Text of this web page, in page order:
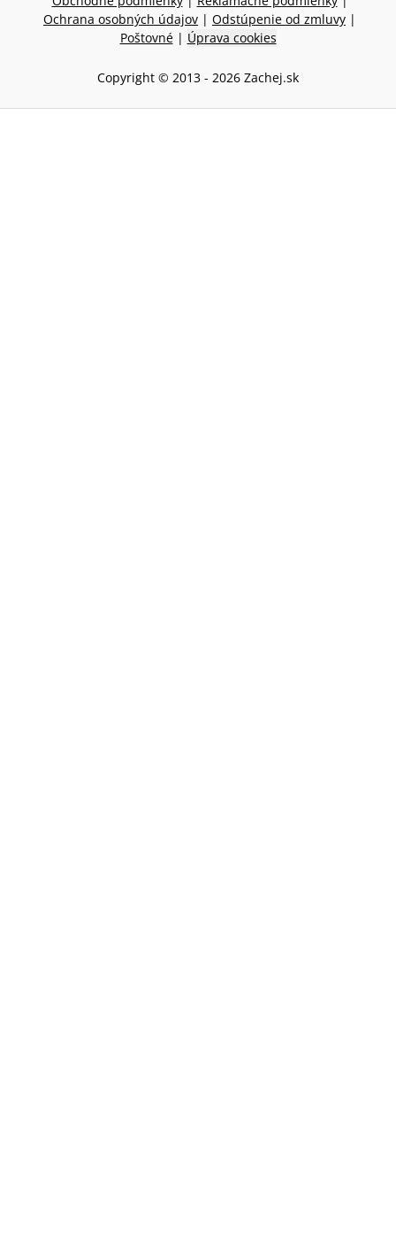
Ochrana osobných údajov | Odstúpenie od zmluvy |
Poštovné | Úprava cookies
Copyright © 2013 - 2026 Zachej.sk